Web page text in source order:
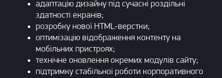
адаптацію дизайну під сучасні роздільні
здатності екранів;
розробку нової HTML-верстки;
оптимізацію відображення контенту на
мобільних пристроях;
технічне оновлення окремих модулів сайту;
підтримку стабільної роботи корпоративного